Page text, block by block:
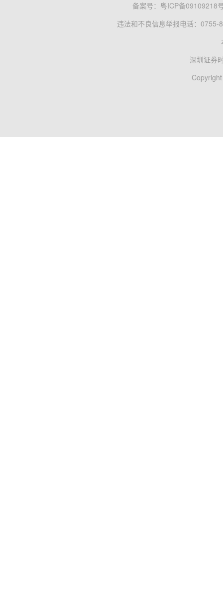
备案号： 粤ICP备09109218
违法和不良信息举报电话：0755-
深圳证券